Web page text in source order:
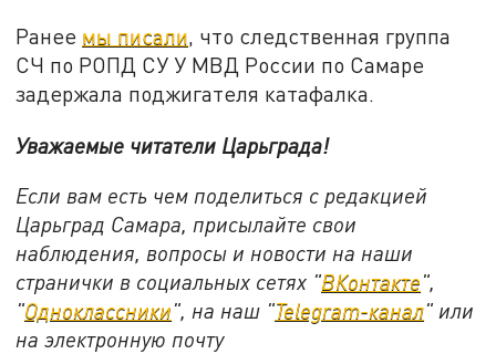
Ранее мы писали, что следственная группа
СЧ по РОПД СУ У МВД России по Самаре
задержала поджигателя катафалка.
Уважаемые читатели Царьграда!
Если вам есть чем поделиться с редакцией
Царьград Самара, присылайте свои
наблюдения, вопросы и новости на наши
странички в социальных сетях "ВКонтакте",
"Одноклассники", на наш "Telegram-канал" или
на электронную почту